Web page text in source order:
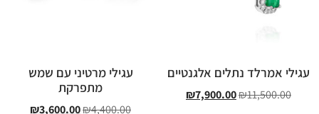
עגילי אמרלד נתלים אלגנטיים
₪11,500.00
₪7,900.00
עגילי מרטיני עם שמש
מתפרקת
₪4,400.00
₪3,600.00